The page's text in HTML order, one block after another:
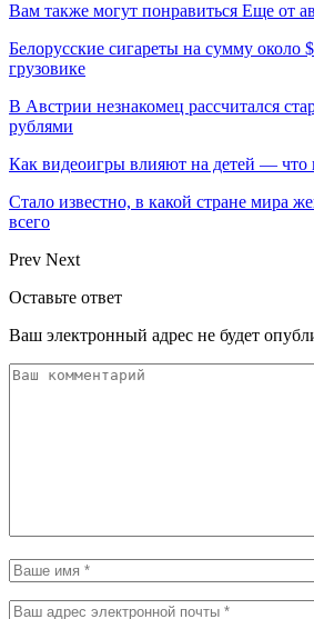
Вам также могут понравиться Еще от
Белорусские сигареты на сумму около
грузовике
В Австрии незнакомец рассчитался
рублями
Как видеоигры влияют на детей — что
Стало известно, в какой стране мира
всего
Prev Next
Оставьте ответ
Ваш электронный адрес не будет